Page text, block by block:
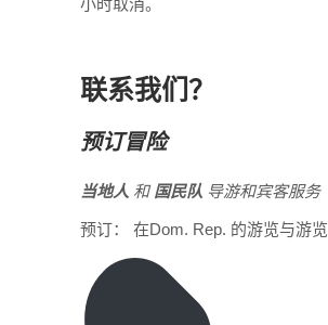
小时取消。
联系我们？
预订冒险
当地人 和国民队 导游和宾客服务
预订： 在Dom. Rep. 的游览与游览